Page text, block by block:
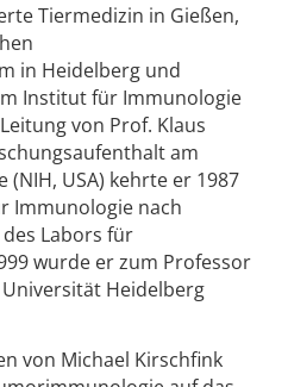
Tiermedizin in Gießen,
in Heidelberg und
Institut für Immunologie
von Prof. Klaus
am
USA) kehrte er 1987
Immunologie nach
Labors für
wurde er zum Professor
Heidelberg
von Michael Kirschfink